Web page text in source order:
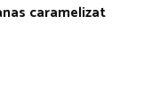
caramelizat